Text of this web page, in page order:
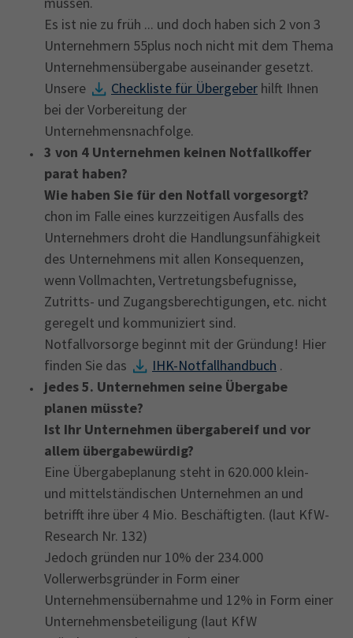
Es ist nie zu früh ... und doch haben sich 2 von 3
Unternehmern 55plus noch nicht mit dem Thema
Unternehmensübergabe auseinander gesetzt.
Unsere
Checkliste für Übergeber hilft Ihnen
bei der Vorbereitung der
Unternehmensnachfolge.
3 von 4 Unternehmen keinen Notfallkoffer
parat haben?
Wie haben Sie für den Notfall vorgesorgt?
chon im Falle eines kurzzeitigen Ausfalls des
Unternehmers droht die Handlungsunfähigkeit
des Unternehmens mit allen Konsequenzen,
wenn Vollmachten, Vertretungsbefugnisse,
Zutritts- und Zugangsberechtigungen, etc. nicht
geregelt und kommuniziert sind.
Notfallvorsorge beginnt mit der Gründung! Hier
finden Sie das
IHK-Notfallhandbuch .
jedes 5. Unternehmen seine Übergabe
planen müsste?
Ist Ihr Unternehmen übergabereif und vor
allem übergabewürdig?
Eine Übergabeplanung steht in 620.000 klein-
und mittelständischen Unternehmen an und
betrifft ihre über 4 Mio. Beschäftigten. (laut KfW-
Research Nr. 132)
Jedoch gründen nur 10% der 234.000
Vollerwerbsgründer in Form einer
Unternehmensübernahme und 12% in Form einer
Unternehmensbeteiligung (laut KfW